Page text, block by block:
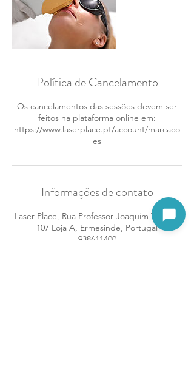
Política de Cancelamento
Os cancelamentos das sessões devem ser
feitos na plataforma online em:
https://www.laserplace.pt/account/marcaco
es
Informações de contato
Laser Place, Rua Professor Joaquim Teixeira
107 Loja A, Ermesinde, Portugal
938611400
Abrir